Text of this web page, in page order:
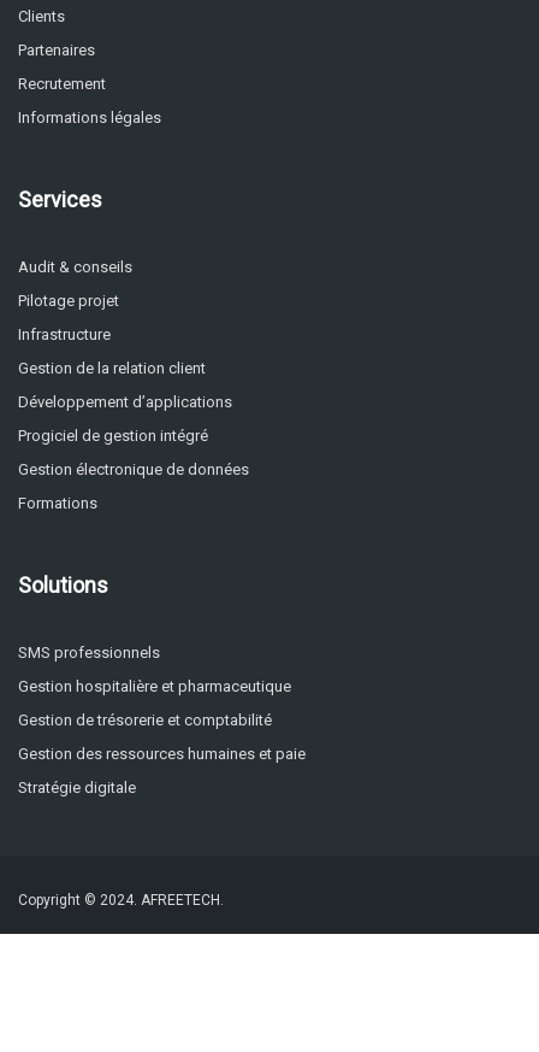
Clients
Partenaires
Recrutement
Informations légales
Services
Audit & conseils
Pilotage projet
Infrastructure
Gestion de la relation client
Développement d’applications
Progiciel de gestion intégré
Gestion électronique de données
Formations
Solutions
SMS professionnels
Gestion hospitalière et pharmaceutique
Gestion de trésorerie et comptabilité
Gestion des ressources humaines et paie
Stratégie digitale
Copyright © 2024. AFREETECH.